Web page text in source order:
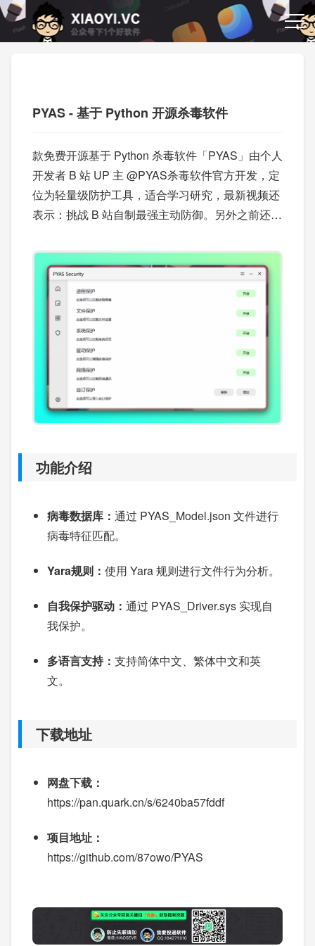
PYAS - 基于 Python 开源杀毒软件
款免费开源基于 Python 杀毒软件「PYAS」由个人
开发者 B 站 UP 主 @PYAS杀毒软件官方开发，定
位为轻量级防护工具，适合学习研究，最新视频还
表示：挑战 B 站自制最强主动防御。另外之前还分
在玩泥巴，感兴趣的也可以看看。
功能介绍
病毒数据库： 通过 PYAS_Model.json 文件进行
病毒特征匹配。
Yara规则： 使用 Yara 规则进行文件行为分析。
自我保护驱动： 通过 PYAS_Driver.sys 实现自
我保护。
多语言支持： 支持简体中文、繁体中文和英
文。
下载地址
网盘下载：
https://pan.quark.cn/s/6240ba57fddf
项目地址：
https://github.com/87owo/PYAS